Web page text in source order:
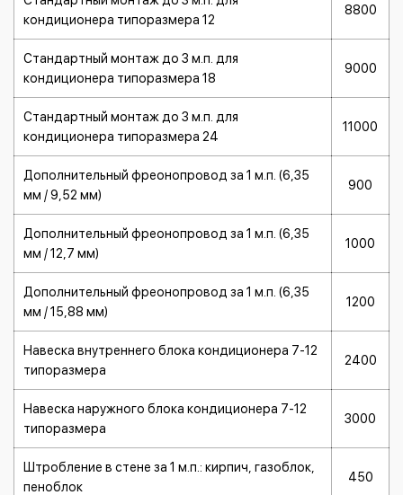
кондиционера типоразмера 12
8800
Стандартный монтаж до 3 м.п. для
кондиционера типоразмера 18
9000
Стандартный монтаж до 3 м.п. для
кондиционера типоразмера 24
11000
Дополнительный фреонопровод за 1 м.п. (6,35
мм / 9,52 мм)
900
Дополнительный фреонопровод за 1 м.п. (6,35
мм / 12,7 мм)
1000
Дополнительный фреонопровод за 1 м.п. (6,35
мм / 15,88 мм)
1200
Навеска внутреннего блока кондиционера 7-12
типоразмера
2400
Навеска наружного блока кондиционера 7-12
типоразмера
3000
Штробление в стене за 1 м.п.: кирпич, газоблок,
пеноблок
450